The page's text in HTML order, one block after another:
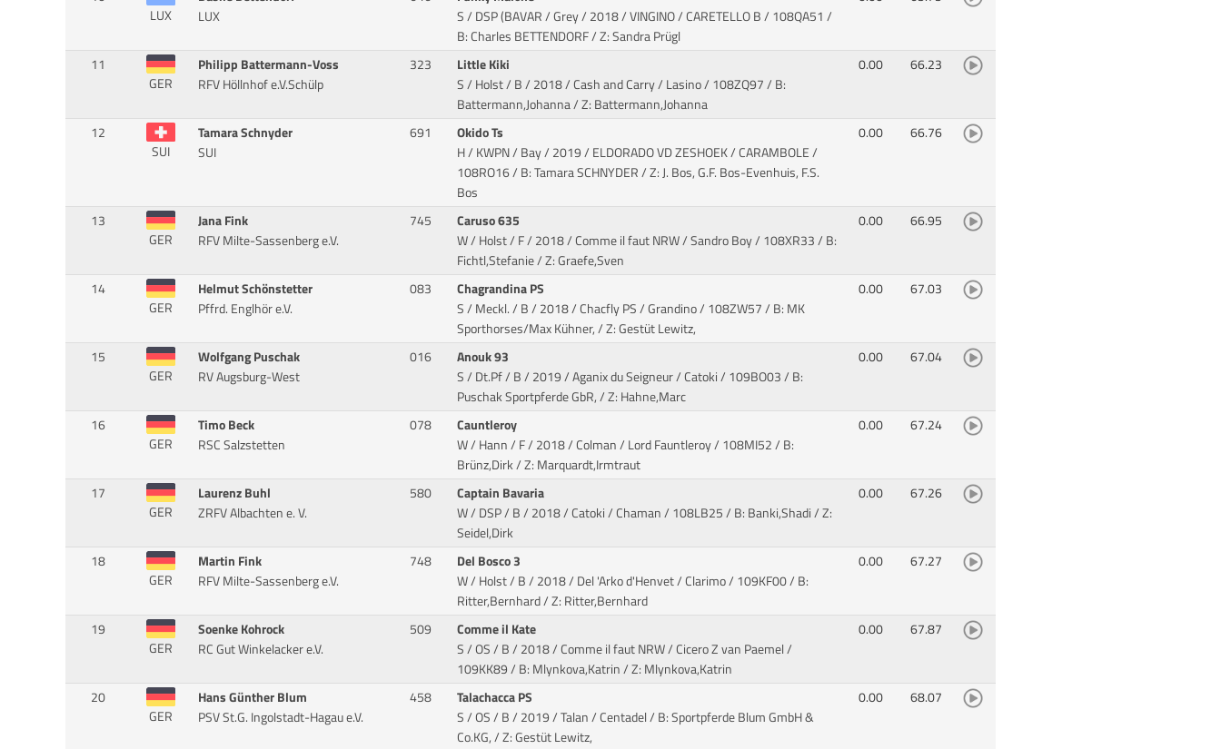
LUX
LUX
S / DSP (BAVAR / Grey / 2018 / VINGINO / CARETELLO B/ 108QA51 /
B: Charles BETTENDORF / Z: Sandra Prügl
11
GER
Philipp Battermann-Voss
RFV Höllnhof e.V.Schülp
323
Little Kiki
S / Holst / B / 2018 / Cash and Carry / Lasino/ 108ZQ97 / B:
Battermann,Johanna / Z: Battermann,Johanna
0.00 66.23
12
SUI
Tamara Schnyder
SUI
691
Okido Ts
H / KWPN / Bay / 2019 / ELDORADO VD ZESHOEK / CARAMBOLE/
108RO16 / B: Tamara SCHNYDER / Z: J. Bos, G.F. Bos-Evenhuis, F.S.
Bos
0.00 66.76
13
GER
Jana Fink
RFV Milte-Sassenberg e.V.
745
Caruso 635
W / Holst / F / 2018 / Comme il faut NRW / Sandro Boy/ 108XR33 / B:
Fichtl,Stefanie / Z: Graefe,Sven
0.00 66.95
14
GER
Helmut Schönstetter
Pffrd. Englhör e.V.
083
Chagrandina PS
S / Meckl. / B / 2018 / Chacfly PS / Grandino/ 108ZW57 / B: MK
Sporthorses/Max Kühner, / Z: Gestüt Lewitz,
0.00 67.03
15
GER
Wolfgang Puschak
RV Augsburg-West
016
Anouk 93
S / Dt.Pf / B / 2019 / Aganix du Seigneur / Catoki/ 109BO03 / B:
Puschak Sportpferde GbR, / Z: Hahne,Marc
0.00 67.04
16
GER
Timo Beck
RSC Salzstetten
078
Cauntleroy
W / Hann / F / 2018 / Colman / Lord Fauntleroy/ 108MI52 / B:
Brünz,Dirk / Z: Marquardt,Irmtraut
0.00 67.24
17
GER
Laurenz Buhl
ZRFV Albachten e. V.
580
Captain Bavaria
W / DSP / B / 2018 / Catoki / Chaman/ 108LB25 / B: Banki,Shadi / Z:
Seidel,Dirk
0.00 67.26
18
GER
Martin Fink
RFV Milte-Sassenberg e.V.
748
Del Bosco 3
W / Holst / B / 2018 / Del 'Arko d'Henvet / Clarimo/ 109KF00 / B:
Ritter,Bernhard / Z: Ritter,Bernhard
0.00 67.27
19
GER
Soenke Kohrock
RC Gut Winkelacker e.V.
509
Comme il Kate
S / OS / B / 2018 / Comme il faut NRW / Cicero Z van Paemel/
109KK89 / B: Mlynkova,Katrin / Z: Mlynkova,Katrin
0.00 67.87
20
GER
Hans Günther Blum
PSV St.G. Ingolstadt-Hagau e.V.
458
Talachacca PS
S / OS / B / 2019 / Talan / Centadel/ B: Sportpferde Blum GmbH &
Co.KG, / Z: Gestüt Lewitz,
0.00 68.07